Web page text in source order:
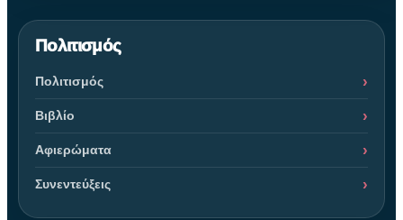
Πολιτισμός
Πολιτισμός
Βιβλίο
Αφιερώματα
Συνεντεύξεις